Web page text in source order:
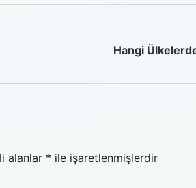
Hangi
alanlar * ile işaretlenmişlerdir